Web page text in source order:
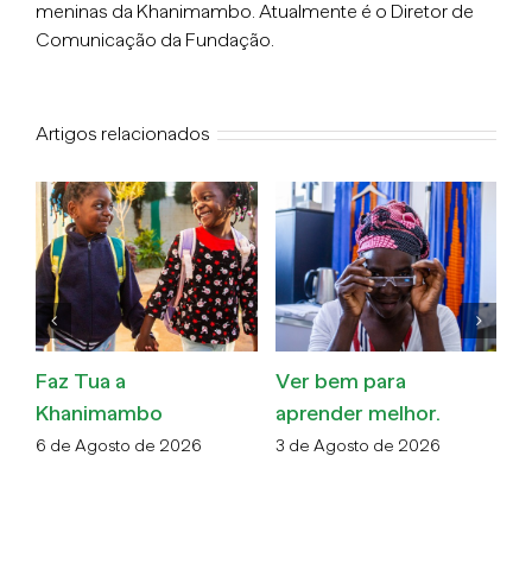
meninas da Khanimambo. Atualmente é o Diretor de
Comunicação da Fundação.
Artigos relacionados
Faz Tua a
Khanimambo
6 de Agosto de 2026
Ver bem para
aprender melhor.
3 de Agosto de 2026